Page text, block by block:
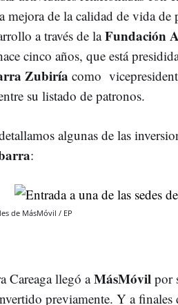
mejora de la calidad de vida de
a través de laFundación
cinco años, que está
Zubiría como
su listado de patronos.
algunas de las
:
de MásMóvil / EP
Careaga llegó aMásMóvil por
previamente. Y a finales